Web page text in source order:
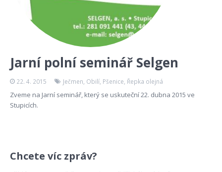
Jarní polní seminář Selgen
22. 4. 2015 Ječmen Obilí, Pšenice Řepka olejná
Zveme na Jarní seminář, který se uskuteční 22. dubna 2015 ve
Stupicích.
Chcete víc zpráv?